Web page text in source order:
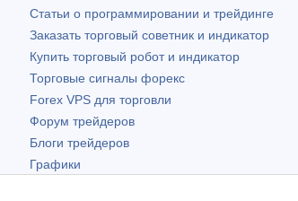
Статьи о программировании и трейдинге
Заказать торговый советник и индикатор
Купить торговый робот и индикатор
Торговые сигналы форекс
Forex VPS для торговли
Форум трейдеров
Блоги трейдеров
Графики